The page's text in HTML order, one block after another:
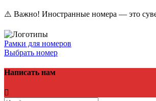
⚠️ Важно! Иностранные номера — это
Рамки для номеров
Выбрать номер
Написать нам